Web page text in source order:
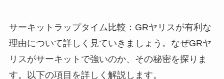
サーキットラップタイム比較：GRヤリスが有利な
理由について詳しく見ていきましょう。なぜGRヤ
リスがサーキットで強いのか、その秘密を探りま
す。以下の項目を詳しく解説します。